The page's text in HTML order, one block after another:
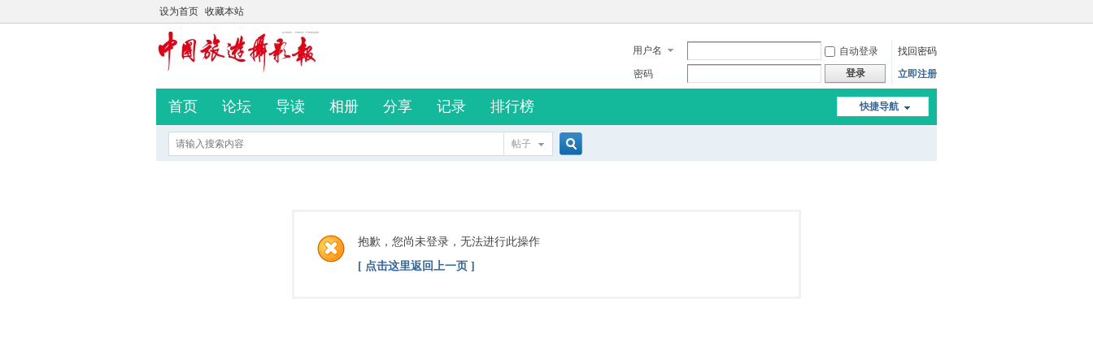
设为首页 收藏本站
用户名 自动登录
找回密码
密码
登录 立即注册
快捷导航
首页 论坛 导读 相册 分享 记录 排行榜
帖子
抱歉，您尚未登录，无法进行此操作
[ 点击这里返回上一页 ]